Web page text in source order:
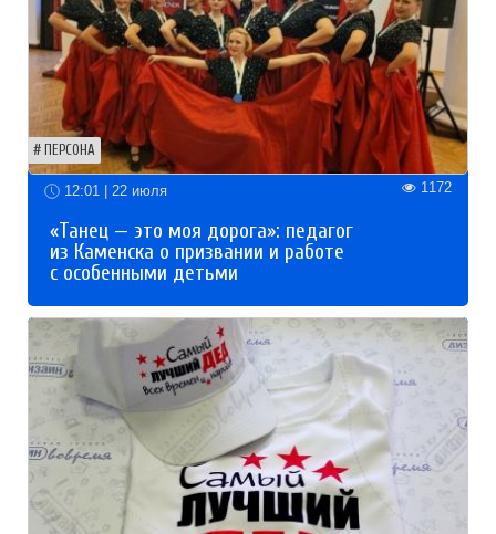
ПЕРСОНА
12:01 | 22 июля 1172
«Танец — это моя дорога»: педагог
из Каменска о призвании и работе
с особенными детьми